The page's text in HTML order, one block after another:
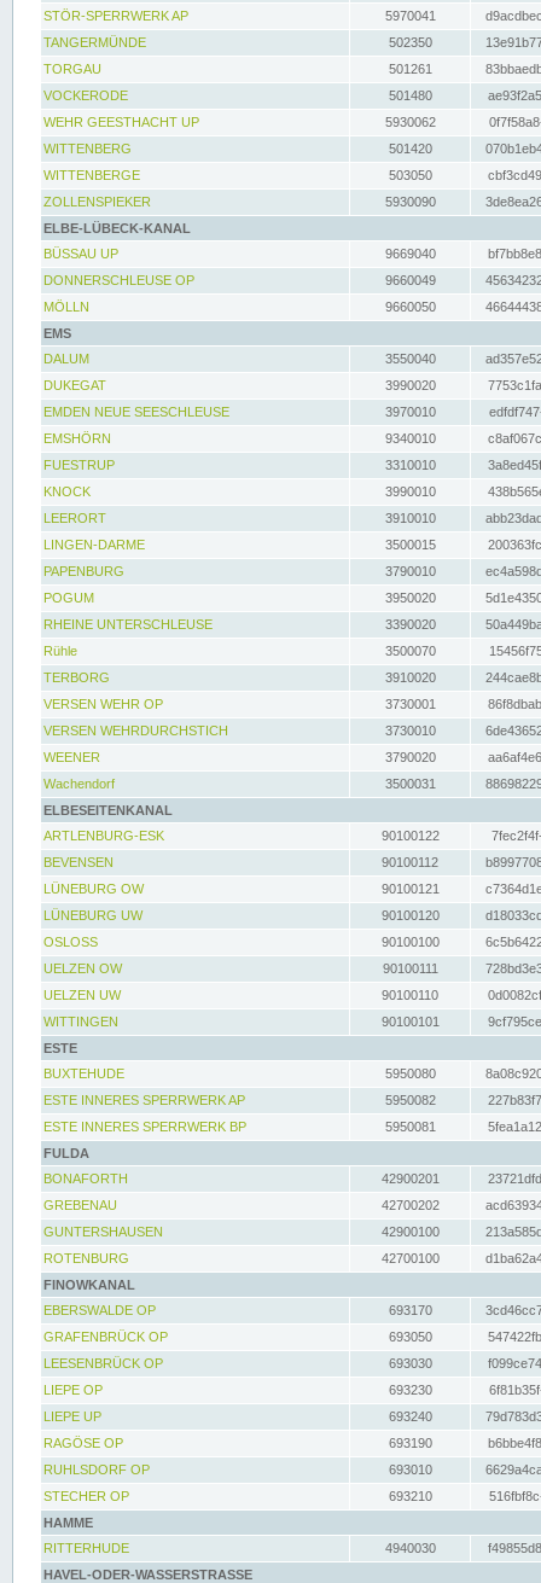
STÖR-SPERRWERK AP 5970041
TANGERMÜNDE
502350
TORGAU
501261
VOCKERODE
501480
WEHR GEESTHACHT UP
5930062
WITTENBERG
501420
WITTENBERGE
503050
ZOLLENSPIEKER
5930090
ELBE-LÜBECK-KANAL
BÜSSAU UP
9669040
DONNERSCHLEUSE OP
9660049
MÖLLN
9660050
EMS
DALUM
3550040
DUKEGAT
3990020
EMDEN NEUE SEESCHLEUSE
3970010
EMSHÖRN
9340010
FUESTRUP
3310010
KNOCK
3990010
LEERORT
3910010
LINGEN-DARME
3500015
PAPENBURG
3790010
POGUM
3950020
RHEINE UNTERSCHLEUSE
3390020
Rühle
3500070
TERBORG
3910020
VERSEN WEHR OP
3730001
VERSEN WEHRDURCHSTICH
3730010
WEENER
3790020
Wachendorf
3500031
ELBESEITENKANAL
ARTLENBURG-ESK
90100122
BEVENSEN
90100112
LÜNEBURG OW
90100121
LÜNEBURG UW
90100120
OSLOSS
90100100
UELZEN OW
90100111
UELZEN UW
90100110
WITTINGEN
90100101
ESTE
BUXTEHUDE
5950080
ESTE INNERES SPERRWERK AP
5950082
ESTE INNERES SPERRWERK BP
5950081
FULDA
BONAFORTH
42900201
GREBENAU
42700202
GUNTERSHAUSEN
42900100
ROTENBURG
42700100
FINOWKANAL
EBERSWALDE OP
693170
GRAFENBRÜCK OP
693050
LEESENBRÜCK OP
693030
LIEPE OP
693230
LIEPE UP
693240
RAGÖSE OP
693190
RUHLSDORF OP
693010
STECHER OP
693210
HAMME
RITTERHUDE
4940030
HAVEL-ODER-WASSERSTRASSE